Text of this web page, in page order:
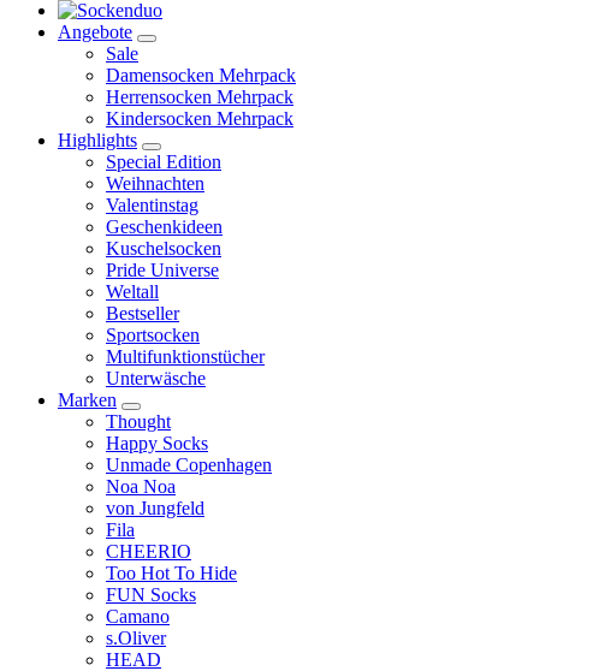
Angebote
Sale
Damensocken Mehrpack
Herrensocken Mehrpack
Kindersocken Mehrpack
Highlights
Special Edition
Weihnachten
Valentinstag
Geschenkideen
Kuschelsocken
Pride Universe
Weltall
Bestseller
Sportsocken
Multifunktionstücher
Unterwäsche
Marken
Thought
Happy Socks
Unmade Copenhagen
Noa Noa
von Jungfeld
Fila
CHEERIO
Too Hot To Hide
FUN Socks
Camano
s.Oliver
HEAD